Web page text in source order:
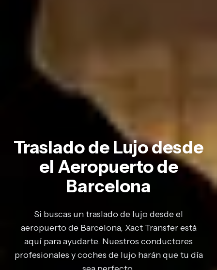
Traslado de Lujo desde
el Aeropuerto de
Barcelona
Si buscas un traslado de lujo desde el
aeropuerto de Barcelona, Xact Transfer está
aquí para ayudarte. Nuestros conductores
profesionales y coches de lujo harán que tu día